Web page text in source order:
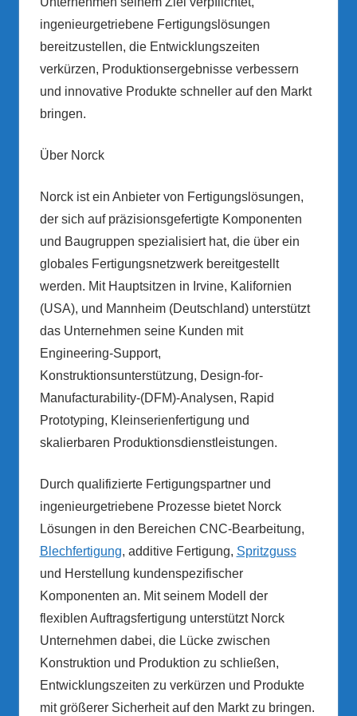
ingenieurgetriebene Fertigungslösungen
bereitzustellen, die Entwicklungszeiten
verkürzen, Produktionsergebnisse verbessern
und innovative Produkte schneller auf den Markt
bringen.
Über Norck
Norck ist ein Anbieter von Fertigungslösungen,
der sich auf präzisionsgefertigte Komponenten
und Baugruppen spezialisiert hat, die über ein
globales Fertigungsnetzwerk bereitgestellt
werden. Mit Hauptsitzen in Irvine, Kalifornien
(USA), und Mannheim (Deutschland) unterstützt
das Unternehmen seine Kunden mit
Engineering-Support,
Konstruktionsunterstützung, Design-for-
Manufacturability-(DFM)-Analysen, Rapid
Prototyping, Kleinserienfertigung und
skalierbaren Produktionsdienstleistungen.
Durch qualifizierte Fertigungspartner und
ingenieurgetriebene Prozesse bietet Norck
Lösungen in den Bereichen CNC-Bearbeitung,
Blechfertigung, additive Fertigung, Spritzguss
und Herstellung kundenspezifischer
Komponenten an. Mit seinem Modell der
flexiblen Auftragsfertigung unterstützt Norck
Unternehmen dabei, die Lücke zwischen
Konstruktion und Produktion zu schließen,
Entwicklungszeiten zu verkürzen und Produkte
mit größerer Sicherheit auf den Markt zu bringen.